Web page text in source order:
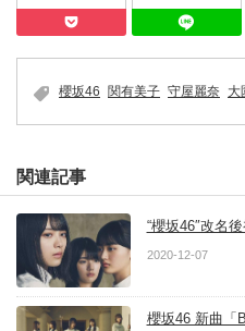
Pocket
櫻坂46 関有美子 守屋麗奈 大
関連記事
“櫻坂46″改名
2020-12-07
櫻坂46 新曲「